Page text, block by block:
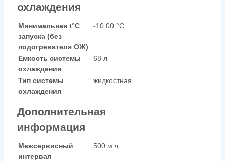
охлаждения
Минимальная t°С
запуска (без
подогревателя ОЖ)
-10.00 °С
Емкость системы
охлаждения
68 л
Тип системы
охлаждения
жидкостная
Дополнительная
информация
Межсервисный
интервал
500 м.ч.